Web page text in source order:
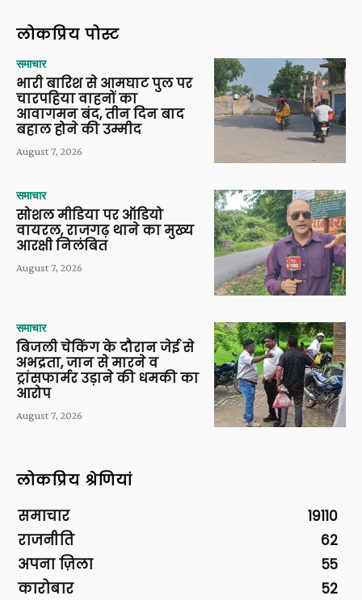
लोकप्रिय पोस्ट
समाचार
भारी बारिश से आमघाट पुल पर
चारपहिया वाहनों का
आवागमन बंद, तीन दिन बाद
बहाल होने की उम्मीद
August 7, 2026
समाचार
सोशल मीडिया पर ऑडियो
वायरल, राजगढ़ थाने का मुख्य
आरक्षी निलंबित
August 7, 2026
समाचार
बिजली चेकिंग के दौरान जेई से
अभद्रता, जान से मारने व
ट्रांसफार्मर उड़ाने की धमकी का
आरोप
August 7, 2026
लोकप्रिय श्रेणियां
समाचार
19110
राजनीति
62
अपना ज़िला
55
कारोबार
52